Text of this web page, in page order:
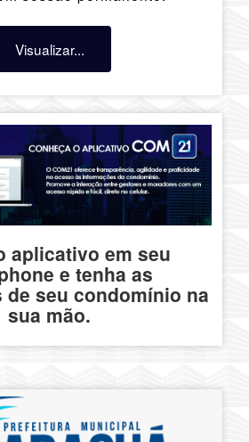
Visualizar...
aplicativo em seu
e tenha as
de seu condomínio na
sua mão.